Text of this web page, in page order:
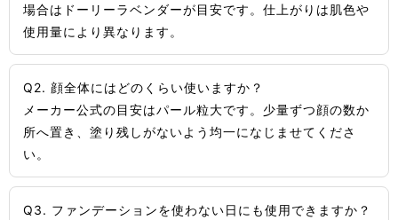
場合はドーリーラベンダーが目安です。仕上がりは肌色や
使用量により異なります。
Q2. 顔全体にはどのくらい使いますか？
メーカー公式の目安はパール粒大です。少量ずつ顔の数か
所へ置き、塗り残しがないよう均一になじませてくださ
い。
Q3. ファンデーションを使わない日にも使用できますか？